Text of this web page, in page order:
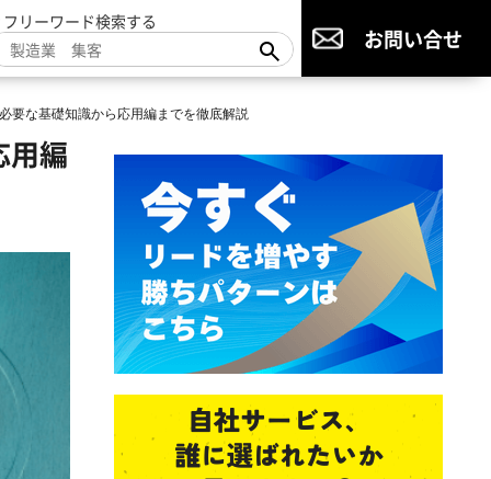
リーワード検索する
お問い合せ
要な基礎知識から応用編までを徹底解説
用編